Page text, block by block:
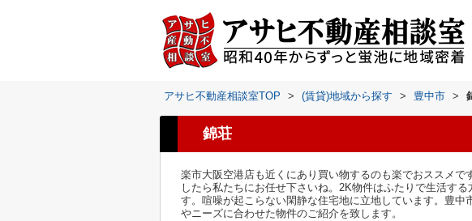
アサヒ不動産相談室TOP > (賃貸)地域から探す > 豊中市 >
錦荘
楽市大阪空港店も近くにあり買い物するのも楽でおススメ
したら私たちにお任せ下さいね。2K物件はふたりで生活す
す。喧噪が起こらない閑静な住宅地に立地しています。豊
やニーズに合わせた物件のご紹介を致します。